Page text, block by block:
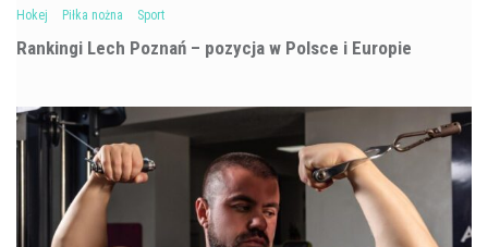
Hokej Piłka nożna Sport
Rankingi Lech Poznań – pozycja w Polsce i Europie